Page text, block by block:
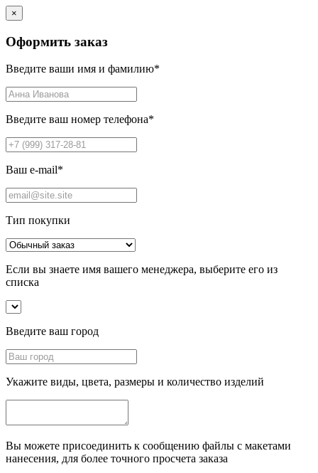
×
Оформить заказ
Введите ваши имя и фамилию*
Введите ваш номер телефона*
Ваш e-mail*
Тип покупки
Если вы знаете имя вашего менеджера, выберите его из
списка
Введите ваш город
Укажите виды, цвета, размеры и количество изделий
Вы можете присоединить к сообщению файлы с макетами
нанесения, для более точного просчета заказа